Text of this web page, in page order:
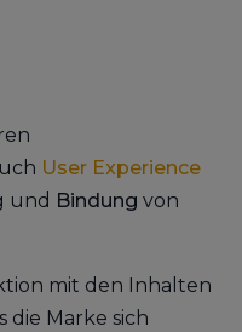
User Experience
und Bindung von
mit den Inhalten
die Marke sich